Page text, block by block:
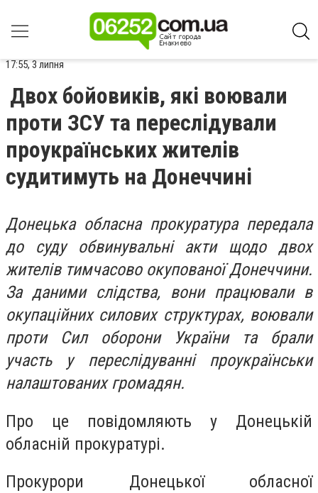
17:55, 3 липня
Двох бойовиків, які воювали
проти ЗСУ та переслідували
проукраїнських жителів
судитимуть на Донеччині
Донецька обласна прокуратура передала
до суду обвинувальні акти щодо двох
жителів тимчасово окупованої Донеччини.
За даними слідства, вони працювали в
окупаційних силових структурах, воювали
проти Сил оборони України та брали
участь у переслідуванні проукраїнськи
налаштованих громадян.
Про це повідомляють у Донецькій
обласній прокуратурі.
Прокурори Донецької обласної